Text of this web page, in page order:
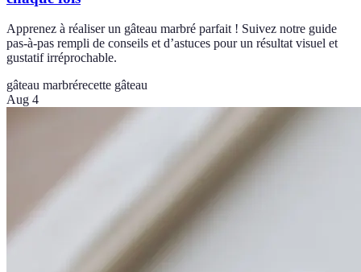
Apprenez à réaliser un gâteau marbré parfait ! Suivez notre guide
pas-à-pas rempli de conseils et d’astuces pour un résultat visuel et
gustatif irréprochable.
gâteau marbrérecette gâteau
Aug 4